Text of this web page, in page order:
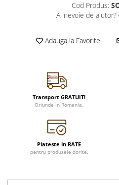
Cod Produs:
Ai nevoie de ajutor?
Adauga la Favorite
Transport GRATUIT!
Oriunde in Romania.
Plateste in RATE
pentru produsele dorite.